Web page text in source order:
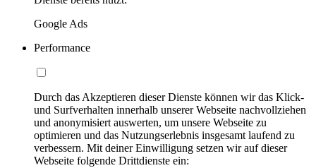
Google Ads
Performance
Durch das Akzeptieren dieser Dienste können wir das Klick-
und Surfverhalten innerhalb unserer Webseite nachvollziehen
und anonymisiert auswerten, um unsere Webseite zu
optimieren und das Nutzungserlebnis insgesamt laufend zu
verbessern. Mit deiner Einwilligung setzen wir auf dieser
Webseite folgende Drittdienste ein: